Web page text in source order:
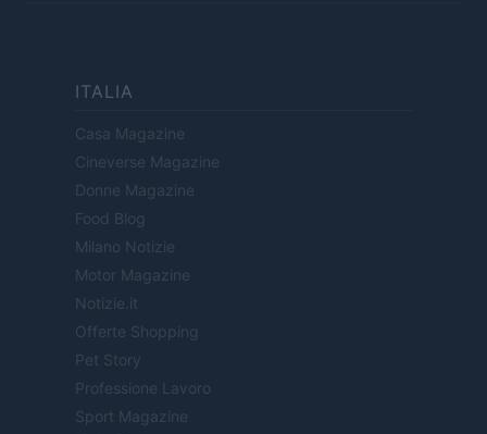
ITALIA
Casa Magazine
Cineverse Magazine
Donne Magazine
Food Blog
Milano Notizie
Motor Magazine
Notizie.it
Offerte Shopping
Pet Story
Professione Lavoro
Sport Magazine